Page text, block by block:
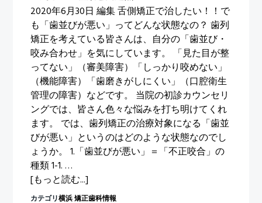
2020年6月30日 編集 舌側矯正で治したい！！で
も「歯並びが悪い」ってどんな状態なの？ 歯列
矯正を考えている皆さんは、自分の「歯並び・
咬み合わせ」を気にしています。 「見た目が整
ってない」（審美障害）「しっかり咬めない」
（機能障害）「歯磨きがしにくい」（口腔衛生
管理の障害）などです。 当院の初診カウンセリ
ングでは、皆さん色々な悩みを打ち明けてくれ
ます。 では、歯列矯正の治療対象になる「歯並
びが悪い」というのはどのような状態なのでし
ょうか。 1.「歯並びが悪い」＝「不正咬合」の
種類 1-1. …
[もっと読む...]
歯
カテゴリ横浜 矯正歯科情報